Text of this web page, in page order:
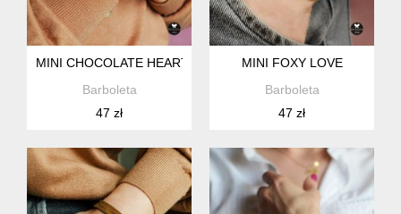
MINI CHOCOLATE HEART
Barboleta
47 zł
MINI FOXY LOVE
Barboleta
47 zł